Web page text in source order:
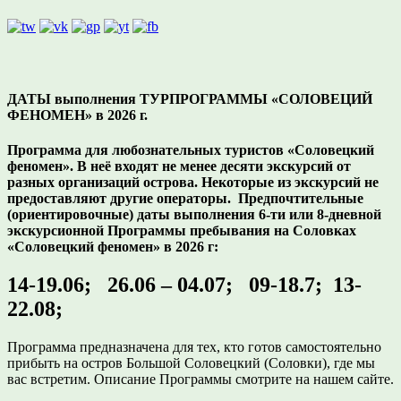
ДАТЫ выполнения ТУРПРОГРАММЫ «СОЛОВЕЦИЙ
ФЕНОМЕН» в 2026 г.
Программа для любознательных туристов «Соловецкий
феномен». В неё входят не менее десяти экскурсий от
разных организаций острова. Некоторые из экскурсий не
предоставляют другие операторы. Предпочтительные
(ориентировочные) даты выполнения 6-ти или 8-дневной
экскурсионной Программы пребывания на Соловках
«Соловецкий феномен» в 2026 г:
14-19.06; 26.06 – 04.07; 09-18.7; 13-
22.08;
Программа предназначена для тех, кто готов самостоятельно
прибыть на остров Большой Соловецкий (Соловки), где мы
вас встретим. Описание Программы смотрите на нашем сайте.